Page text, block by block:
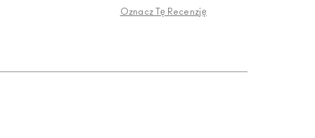
Oznacz Tę Recenzję